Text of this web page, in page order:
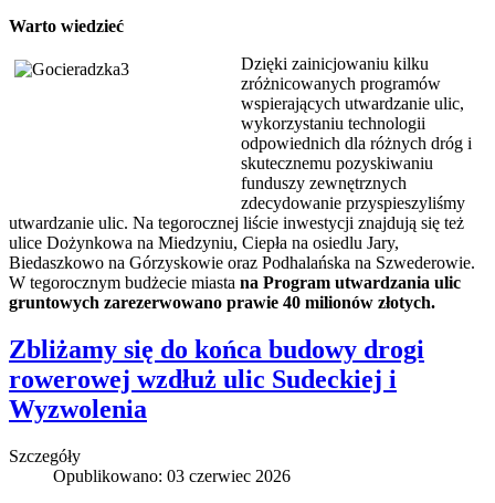
Warto wiedzieć
Dzięki zainicjowaniu kilku
zróżnicowanych programów
wspierających utwardzanie ulic,
wykorzystaniu technologii
odpowiednich dla różnych dróg i
skutecznemu pozyskiwaniu
funduszy zewnętrznych
zdecydowanie przyspieszyliśmy
utwardzanie ulic. Na tegorocznej liście inwestycji znajdują się też
ulice Dożynkowa na Miedzyniu, Ciepła na osiedlu Jary,
Biedaszkowo na Górzyskowie oraz Podhalańska na Szwederowie.
W tegorocznym budżecie miasta na Program utwardzania ulic
gruntowych zarezerwowano prawie 40 milionów złotych.
Zbliżamy się do końca budowy drogi
rowerowej wzdłuż ulic Sudeckiej i
Wyzwolenia
Szczegóły
Opublikowano: 03 czerwiec 2026